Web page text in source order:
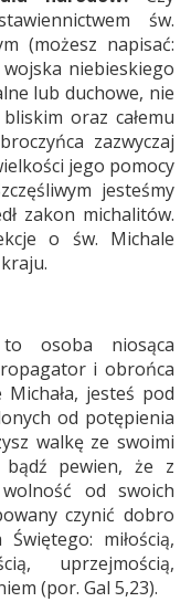
św.
(możesz napisać:
wojska niebieskiego
lub duchowe, nie
oraz całemu
zazwyczaj
jego pomocy
jesteśmy
zakon michalitów.
o św. Michale
to osoba niosąca
i obrońca
jesteś pod
od potępienia
walkę ze swoimi
bądź pewien, że z
od swoich
czynić dobro
miłością,
uprzejmością,
(por. Gal 5,23).